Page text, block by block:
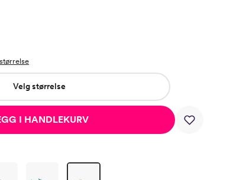
Velg størrelse
I HANDLEKURV